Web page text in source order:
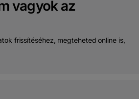
vagyok az
frissítéséhez, megteheted online is,